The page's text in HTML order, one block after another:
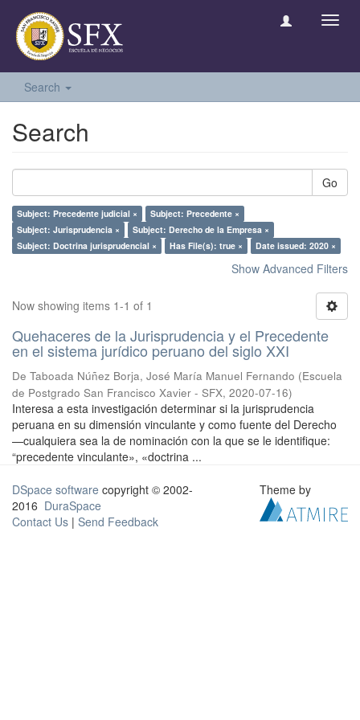
Search
Search
Go
Subject: Precedente judicial ×
Subject: Precedente ×
Subject: Jurisprudencia ×
Subject: Derecho de la Empresa ×
Subject: Doctrina jurisprudencial ×
Has File(s): true × Date issued: 2020 ×
Show Advanced Filters
Now showing items 1-1 of 1
Quehaceres de la Jurisprudencia y el Precedente
en el sistema jurídico peruano del siglo XXI
De Taboada Núñez Borja, José María Manuel Fernando (Escuela
de Postgrado San Francisco Xavier - SFX, 2020-07-16)
Interesa a esta investigación determinar si la jurisprudencia
peruana en su dimensión vinculante y como fuente del Derecho
—cualquiera sea la de nominación con la que se le identifique:
“precedente vinculante», «doctrina ...
DSpace software copyright © 2002-
2016 DuraSpace
Contact Us | Send Feedback
Theme by